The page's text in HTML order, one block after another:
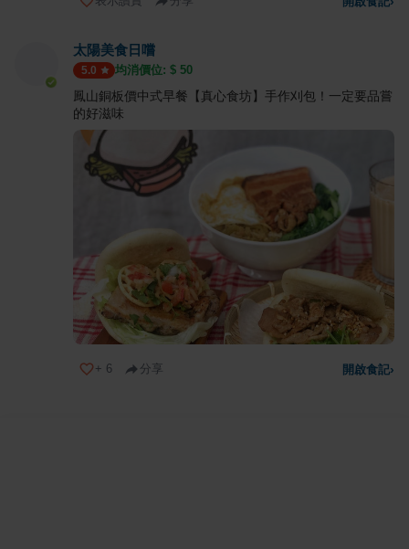
太陽美食日嚐
5.0 均消價位: $ 50
鳳山銅板價中式早餐【真心食坊】手作刈包！一定要品嘗
的好滋味
+ 6 分享 開啟食記›